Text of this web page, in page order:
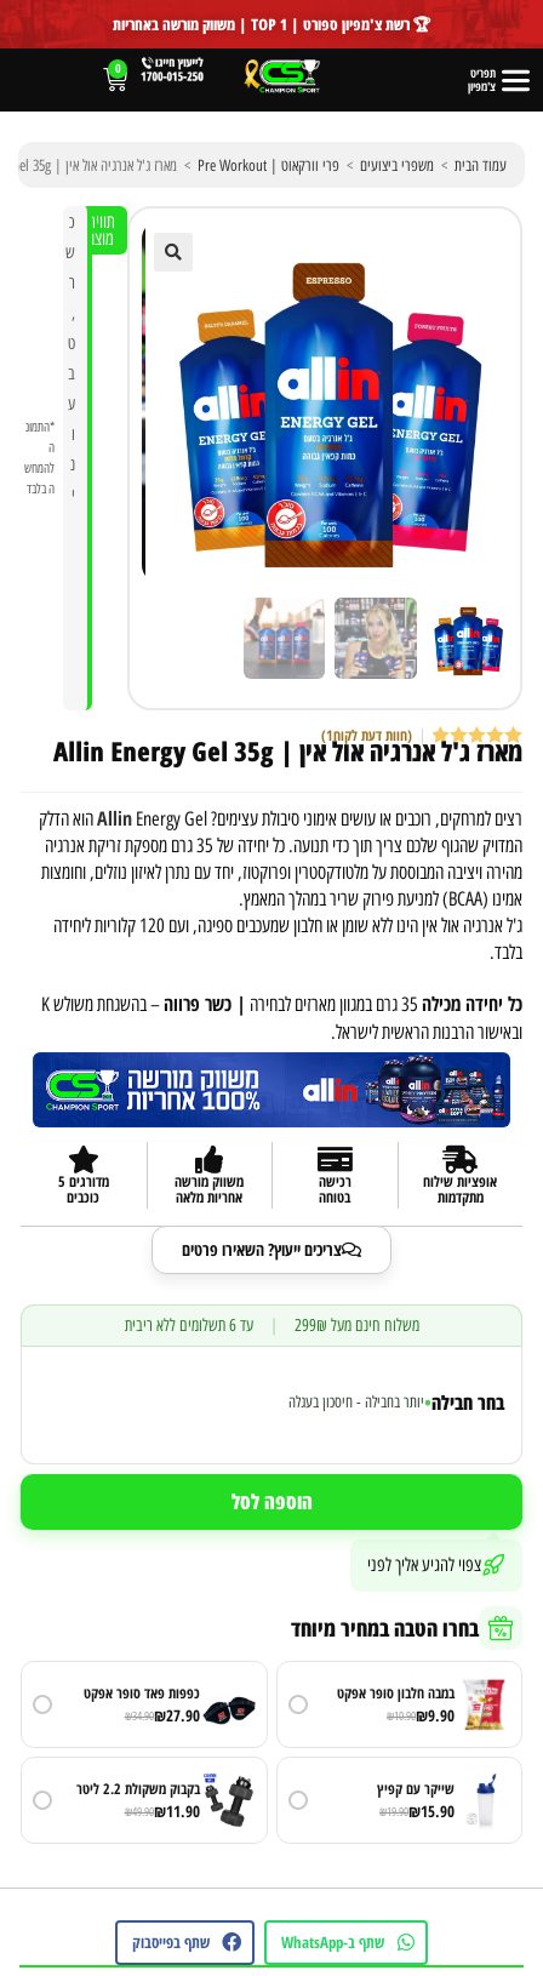
לתוכן 🏆 רשת צ'מפיון ספורט | TOP 1 | משווק מורשה באחריות
תפריט
צ'מפיון
0
עמוד הבית > משפרי ביצועים > פרי וורקאוט | Pre Workout > מארז ג'ל אנרגיה אול אין | Allin Energy Gel 35g
תווית
מוצר
כ
ש
ר
,
ט
ב
ע
ו
נ
י
*התמונ
ה
להמחש
ה בלבד
מדורג5 מתוך
1
לקוחות
(חוות דעת לקוח1
)
מארז ג'ל אנרגיה אול אין | Allin Energy Gel 35g
רצים למרחקים, רוכבים או עושים אימוני סיבולת עצימים? AllinEnergy Gel הוא הדלק
המדויק שהגוף שלכם צריך תוך כדי תנועה. כל יחידה של 35 גרם מספקת זריקת אנרגיה
מהירה ויציבה המבוססת על מלטודקסטרין ופרוקטוז, יחד עם נתרן לאיזון נוזלים, וחומצות
אמינו (BCAA) למניעת פירוק שריר במהלך המאמץ.
ג'ל אנרגיה אול אין הינו ללא שומן או חלבון שמעכבים ספיגה, ועם 120 קלוריות ליחידה
בלבד.
כל יחידה מכילה | כשר פרווה
– בהשגחת משולש K
ובאישור הרבנות הראשית לישראל.
אופציות שילוח
מתקדמות
רכישה
בטוחה
משווק מורשה
אחריות מלאה
מדורגים 5
כוכבים
צריכים ייעוץ? השאירו פרטים
משלוח חינם מעל 299₪ עד 6 תשלומים ללא ריבית
בחר חבילה•יותר בחבילה - חיסכון בעגלה
הוספה לסל
צפוי להגיע אליך לפני
בחרו הטבה במחיר מיוחד
במבה חלבון סופר אפקט
₪9.90
₪10.90
כפפות פאד סופר אפקט
₪27.90
₪34.90
שייקר עם קפיץ
₪15.90
₪19.90
בקבוק משקולת 2.2 ליטר
₪11.90
₪49.90
שתף ב-WhatsApp שתף בפייסבוק